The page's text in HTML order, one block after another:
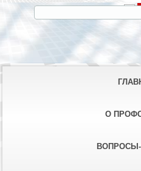
О